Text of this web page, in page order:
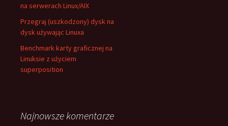
na serwerach Linux/AIX
Przegraj (uszkodzony) dysk na
dysk używając Linuxa
Benchmark karty graficznej na
Linuksie z użyciem
superposition
Najnowsze komentarze